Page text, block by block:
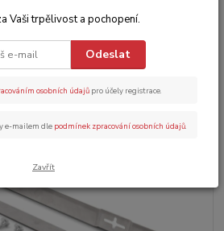
Vaši trpělivost a pochopení.
Odeslat
osobních údajů pro účely registrace.
e-mailem dle podmínek zpracování osobních údajů
Zavřít